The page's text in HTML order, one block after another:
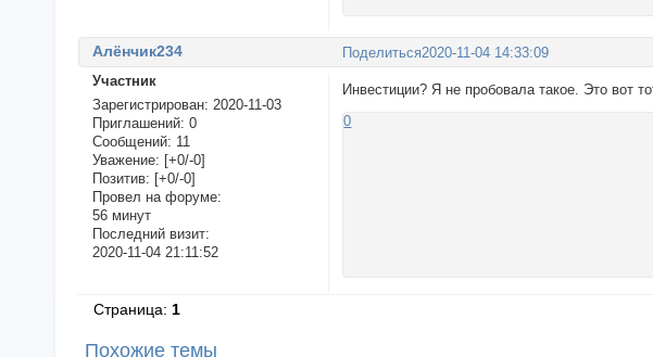
Поделиться2020-11-04 14:33:09
Алёнчик234
Участник
Зарегистрирован: 2020-11-03
Приглашений: 0
Сообщений: 11
Уважение: [+0/-0]
Позитив: [+0/-0]
Провел на форуме:
56 минут
Последний визит:
2020-11-04 21:11:52
Инвестиции? Я не пробовала такое. Это вот
0
Страница:1
Похожие темы